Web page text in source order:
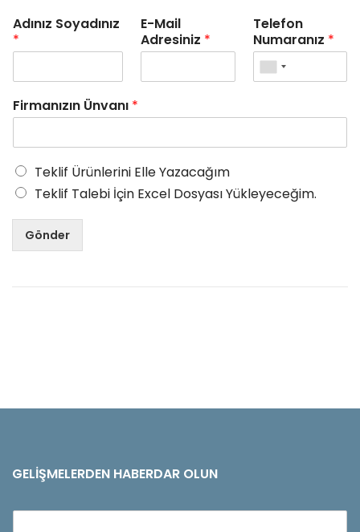
Adınız Soyadınız
*
E-Mail
Adresiniz *
Telefon
Numaranız *
Firmanızın Ünvanı *
Teklif Ürünlerini Elle Yazacağım
Teklif Talebi İçin Excel Dosyası Yükleyeceğim.
Gönder
GELIŞMELERDEN HABERDAR OLUN